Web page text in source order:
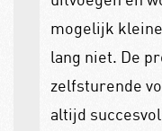
mogelijk
lang niet. De
zelfsturende
altijd